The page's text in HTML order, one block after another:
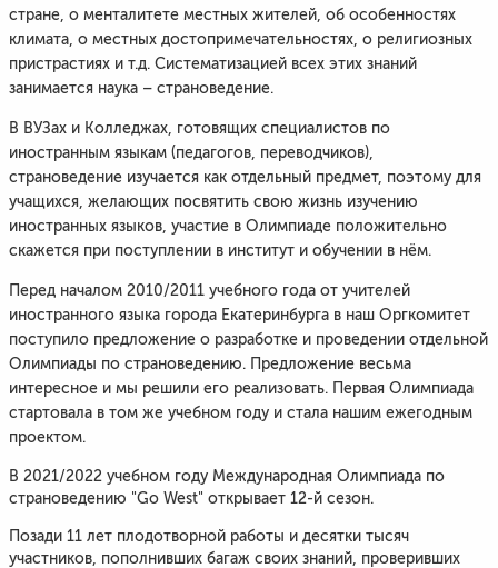
стране, о менталитете местных жителей, об особенностях
климата, о местных достопримечательностях, о религиозных
пристрастиях и т.д. Систематизацией всех этих знаний
занимается наука – страноведение.
В ВУЗах и Колледжах, готовящих специалистов по
иностранным языкам (педагогов, переводчиков),
страноведение изучается как отдельный предмет, поэтому для
учащихся, желающих посвятить свою жизнь изучению
иностранных языков, участие в Олимпиаде положительно
скажется при поступлении в институт и обучении в нём.
Перед началом 2010/2011 учебного года от учителей
иностранного языка города Екатеринбурга в наш Оргкомитет
поступило предложение о разработке и проведении отдельной
Олимпиады по страноведению. Предложение весьма
интересное и мы решили его реализовать. Первая Олимпиада
стартовала в том же учебном году и стала нашим ежегодным
проектом.
В 2021/2022 учебном году Международная Олимпиада по
страноведению "Go West" открывает 12-й сезон.
Позади 11 лет плодотворной работы и десятки тысяч
участников, пополнивших багаж своих знаний, проверивших